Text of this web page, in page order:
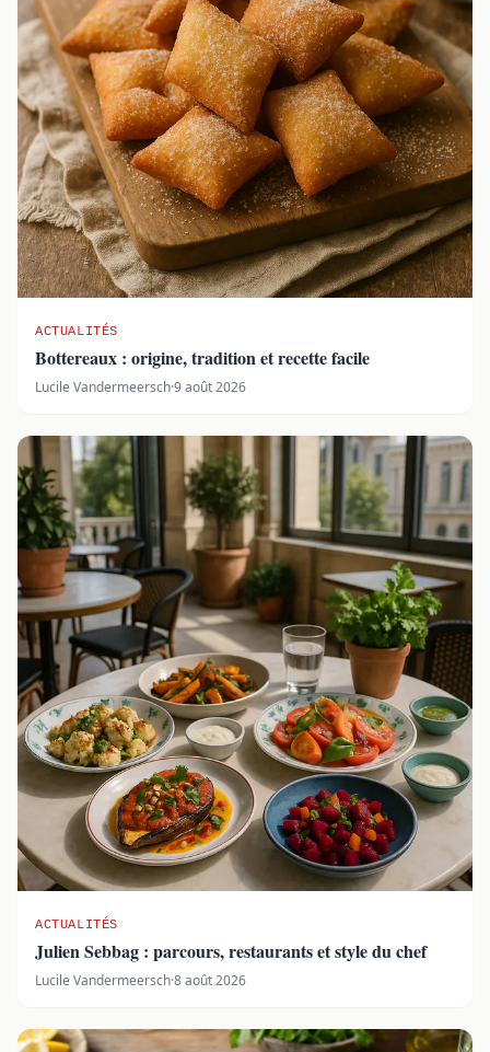
ACTUALITÉS
Bottereaux : origine, tradition et recette facile
Lucile Vandermeersch·9 août 2026
ACTUALITÉS
Julien Sebbag : parcours, restaurants et style du chef
Lucile Vandermeersch·8 août 2026